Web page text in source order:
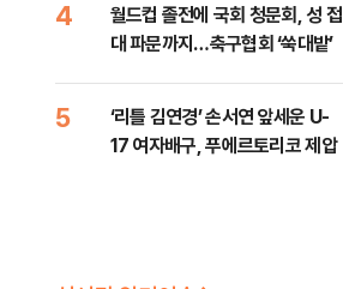
4
월드컵 졸전에 국회 청문회, 성 접
대 파문까지…축구협회 ‘쑥대밭’
5
‘리틀 김연경’ 손서연 앞세운 U-
17 여자배구, 푸에르토리코 제압